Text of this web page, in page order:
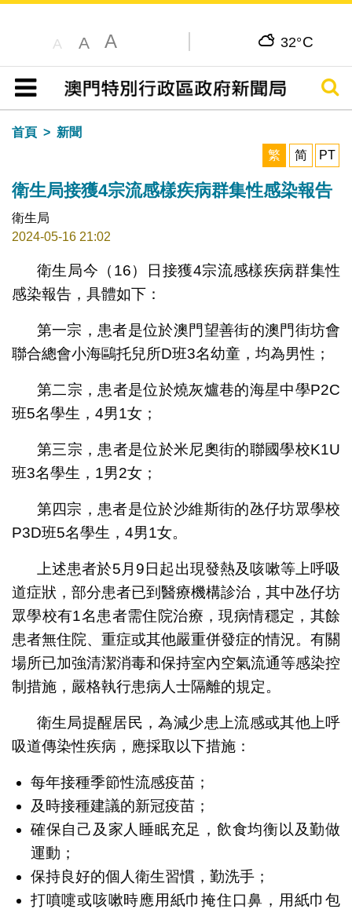
A A A 32°C
目錄
搜尋
首頁
新聞
繁
简 PT
衛生局接獲4宗流感樣疾病群集性感染報告
衛生局
2024-05-16 21:02
衛生局今（16）日接獲4宗流感樣疾病群集性
感染報告，具體如下：
第一宗，患者是位於澳門望善街的澳門街坊會
聯合總會小海鷗托兒所D班3名幼童，均為男性；
第二宗，患者是位於燒灰爐巷的海星中學P2C
班5名學生，4男1女；
第三宗，患者是位於米尼奧街的聯國學校K1U
班3名學生，1男2女；
第四宗，患者是位於沙維斯街的氹仔坊眾學校
P3D班5名學生，4男1女。
上述患者於5月9日起出現發熱及咳嗽等上呼吸
道症狀，部分患者已到醫療機構診治，其中氹仔坊
眾學校有1名患者需住院治療，現病情穩定，其餘
患者無住院、重症或其他嚴重併發症的情況。有關
場所已加強清潔消毒和保持室內空氣流通等感染控
制措施，嚴格執行患病人士隔離的規定。
衛生局提醒居民，為減少患上流感或其他上呼
吸道傳染性疾病，應採取以下措施：
每年接種季節性流感疫苗；
及時接種建議的新冠疫苗；
確保自己及家人睡眠充足，飲食均衡以及勤做
運動；
保持良好的個人衛生習慣，勤洗手；
打噴嚏或咳嗽時應用紙巾掩住口鼻，用紙巾包